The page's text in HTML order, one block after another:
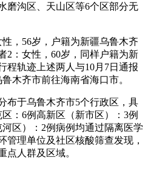
磨沟区、天山区等6个区部分无
，56岁，户籍为新疆乌鲁木齐
2：女性，60岁，同样户籍为新
程轨迹上述两人与10月7日通报
木齐市前往海南省海口市。
布于乌鲁木齐市5个行政区，具
：6例高新区（新市区）：3例
区）：2例病例均通过隔离医学
管理单位及社区核酸筛查发现，
点人群及区域。